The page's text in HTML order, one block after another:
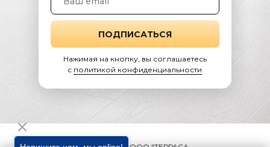
ПОДПИСАТЬСЯ
Нажимая на кнопку, вы соглашаетесь
c политикой конфиденциальности
Новогодняя ночь 2027 в ресторане